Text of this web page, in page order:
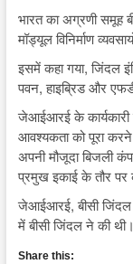
भारत का अग्रणी समूह
मॉड्यूल विनिर्माण
इसमें कहा गया, जिंदल
पवन, हाइब्रिड और
जेआईआरई के कार्यकारी
आवश्यकता को पूरा करने
अपनी मौजूदा बिजली
प्रमुख इकाई के तौर पर
जेआईआरई, बीसी जिंदल
में बीसी जिंदल ने की थी।
Share this: